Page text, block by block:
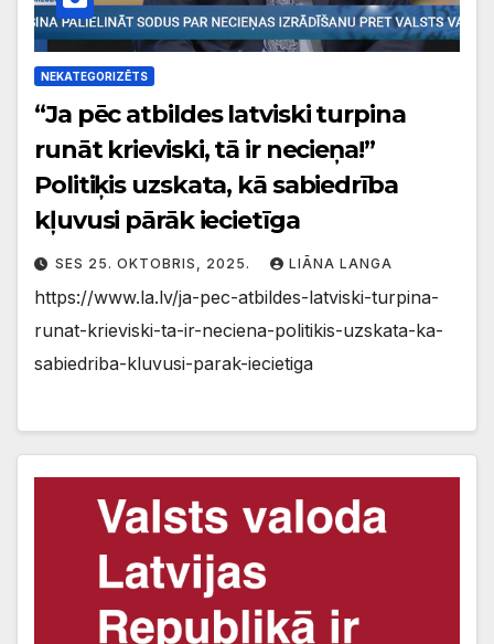
NEKATEGORIZĒTS
“Ja pēc atbildes latviski turpina
runāt krieviski, tā ir necieņa!”
Politiķis uzskata, kā sabiedrība
kļuvusi pārāk iecietīga
SES 25. OKTOBRIS, 2025. LIĀNA LANGA
https://www.la.lv/ja-pec-atbildes-latviski-turpina-
runat-krieviski-ta-ir-neciena-politikis-uzskata-ka-
sabiedriba-kluvusi-parak-iecietiga